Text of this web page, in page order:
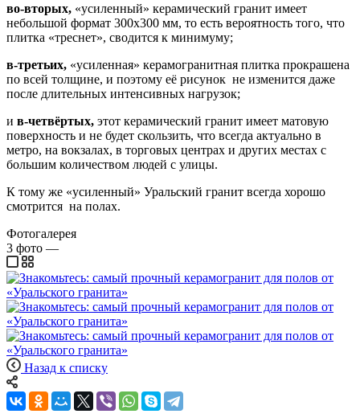
во-вторых, «усиленный» керамический гранит имеет
небольшой формат 300х300 мм, то есть вероятность того, что
плитка «треснет», сводится к минимуму;
в-третьих, «усиленная» керамогранитная плитка прокрашена
по всей толщине, и поэтому её рисунок не изменится даже
после длительных интенсивных нагрузок;
и в-четвёртых, этот керамический гранит имеет матовую
поверхность и не будет скользить, что всегда актуально в
метро, на вокзалах, в торговых центрах и других местах с
большим количеством людей с улицы.
К тому же «усиленный» Уральский гранит всегда хорошо
смотрится на полах.
Фотогалерея
3 фото —
Назад к списку